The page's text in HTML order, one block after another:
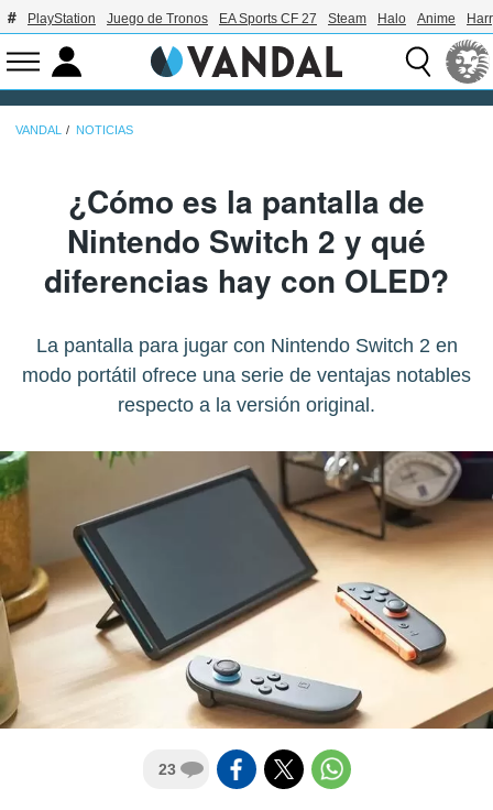
PlayStation Juego de Tronos EA Sports CF 27 Steam Halo Anime
VANDAL NOTICIAS
¿Cómo es la pantalla de
Nintendo Switch 2 y qué
diferencias hay con OLED?
La pantalla para jugar con Nintendo Switch 2 en
modo portátil ofrece una serie de ventajas notables
respecto a la versión original.
23